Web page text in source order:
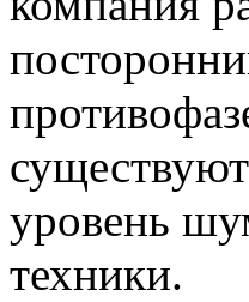
уровень
техники.